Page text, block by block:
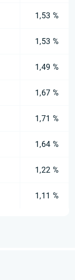
1,53 %
1,53 %
1,49 %
1,67 %
1,71 %
1,64 %
1,22 %
1,11 %